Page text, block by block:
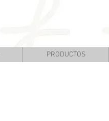
PRODUCTOS